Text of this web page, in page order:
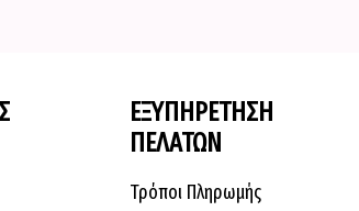
ΕΞΥΠΗΡΕΤΗΣΗ
ΠΕΛΑΤΩΝ
Τρόποι Πληρωμής